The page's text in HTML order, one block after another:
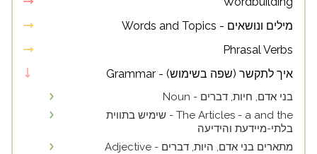
מילים ונושאים - Words and Topics
Phrasal Verbs
איך לתקשר (שפה בשימוש) - Grammar
בני אדם, חיות, דברים - Noun
The Articles - a and the - שימיש בתווית
בלתי-מיידעת והידיעה
מתארים בני אדם, היות, דברים - Adjective